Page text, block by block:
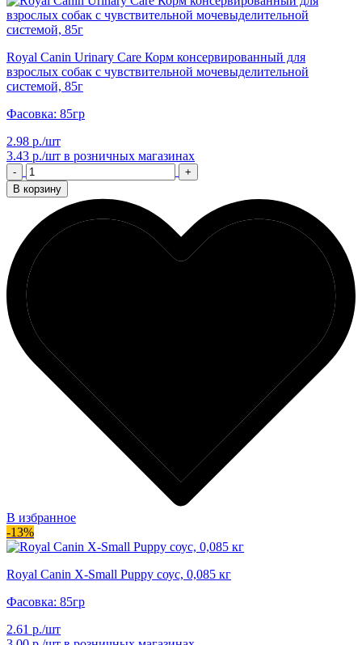
Royal Canin Urinary Care Корм консервированный для
взрослых собак с чувствительной мочевыделительной
системой, 85г
Фасовка: 85гр
2.98 р./шт
3.43 р./шт в розничных магазинах
-
+
В корзину
В избранное
-13%
Royal Canin X-Small Puppy соус, 0,085 кг
Фасовка: 85гр
2.61 р./шт